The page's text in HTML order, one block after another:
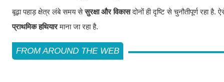
बूढ़ा पहाड़ क्षेत्र लंबे समय सेसुरक्षा और विकासदोनों ही दृष्टि से चुनौतीपूर्ण रहा
प्राथमिक हथियारमाना जा रहा है.
FROM AROUND THE WEB